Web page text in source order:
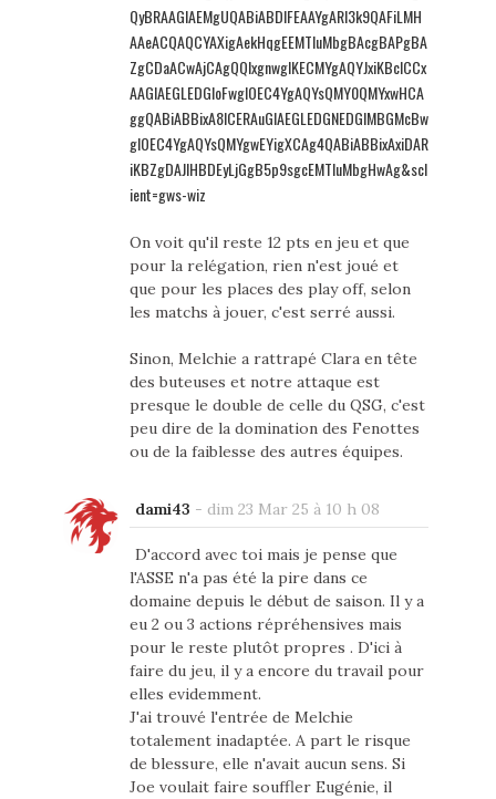
QyBRAAGIAEMgUQABiABDIFEAAYgARI3k9QAFiLMH
AAeACQAQCYAXigAekHqgEEMTIuMbgBAcgBAPgBA
ZgCDaACwAjCAgQQIxgnwgIKECMYgAQYJxiKBcICCx
AAGIAEGLEDGIoFwgIOEC4YgAQYsQMY0QMYxwHCA
ggQABiABBixA8ICERAuGIAEGLEDGNEDGIMBGMcBw
gIOEC4YgAQYsQMYgwEYigXCAg4QABiABBixAxiDAR
iKBZgDAJIHBDEyLjGgB5p9sgcEMTIuMbgHwAg&scl
ient=gws-wiz
On voit qu'il reste 12 pts en jeu et que
pour la relégation, rien n'est joué et
que pour les places des play off, selon
les matchs à jouer, c'est serré aussi.
Sinon, Melchie a rattrapé Clara en tête
des buteuses et notre attaque est
presque le double de celle du QSG, c'est
peu dire de la domination des Fenottes
ou de la faiblesse des autres équipes.
dami43 - dim 23 Mar 25 à 10 h 08
D'accord avec toi mais je pense que
l'ASSE n'a pas été la pire dans ce
domaine depuis le début de saison. Il y a
eu 2 ou 3 actions répréhensives mais
pour le reste plutôt propres . D'ici à
faire du jeu, il y a encore du travail pour
elles evidemment.
J'ai trouvé l'entrée de Melchie
totalement inadaptée. A part le risque
de blessure, elle n'avait aucun sens. Si
Joe voulait faire souffler Eugénie, il